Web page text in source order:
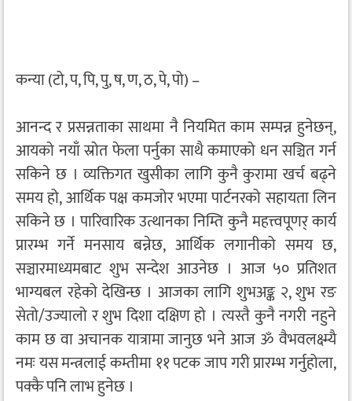
कन्या (टो, प, पि, पु, ष, ण, ठ, पे, पो) –
आनन्द र प्रसन्नताका साथमा नै नियमित काम सम्पन्न हुनेछन्,
आयको नयाँ स्रोत फेला पर्नुका साथै कमाएको धन सञ्चित गर्न
सकिने छ । व्यक्तिगत खुसीका लागि कुनै कुरामा खर्च बढ्ने
समय हो, आर्थिक पक्ष कमजोर भएमा पार्टनरको सहायता लिन
सकिने छ । पारिवारिक उत्थानका निम्ति कुनै महत्त्वपूणर् कार्य
प्रारम्भ गर्ने मनसाय बन्नेछ, आर्थिक लगानीको समय छ,
सञ्चारमाध्यमबाट शुभ सन्देश आउनेछ । आज ५० प्रतिशत
भाग्यबल रहेको देखिन्छ । आजका लागि शुभअङ्क २, शुभ रङ
सेतो/उज्यालो र शुभ दिशा दक्षिण हो । त्यस्तै कुनै नगरी नहुने
काम छ वा अचानक यात्रामा जानुछ भने आज ॐ वैभवलक्ष्म्यै
नमः यस मन्त्रलाई कम्तीमा ११ पटक जाप गरी प्रारम्भ गर्नुहोला,
पक्कै पनि लाभ हुनेछ ।